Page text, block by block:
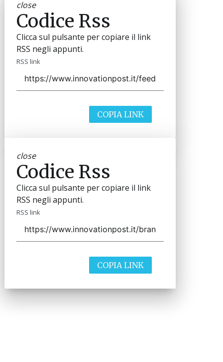
close
Codice Rss
Clicca sul pulsante per copiare il link
RSS negli appunti.
RSS link
COPIA LINK
close
Codice Rss
Clicca sul pulsante per copiare il link
RSS negli appunti.
RSS link
COPIA LINK